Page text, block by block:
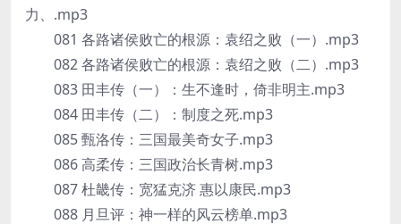
力、.mp3
081 各路诸侯败亡的根源：袁绍之败（一）.mp3
082 各路诸侯败亡的根源：袁绍之败（二）.mp3
083 田丰传（一）：生不逢时，倚非明主.mp3
084 田丰传（二）：制度之死.mp3
085 甄洛传：三国最美奇女子.mp3
086 高柔传：三国政治长青树.mp3
087 杜畿传：宽猛克济 惠以康民.mp3
088 月旦评：神一样的风云榜单.mp3